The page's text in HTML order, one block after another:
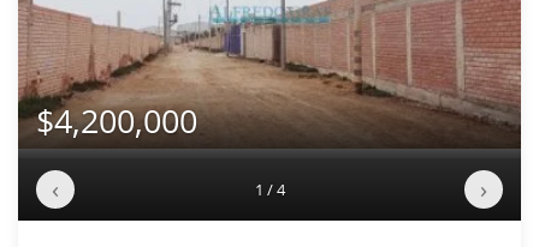
$4,200,000
‹ 1 / 4 ›